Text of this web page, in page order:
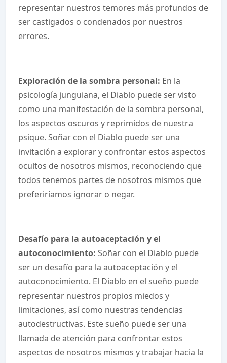
representar nuestros temores más profundos de
ser castigados o condenados por nuestros
errores.
Exploración de la sombra personal: En la
psicología junguiana, el Diablo puede ser visto
como una manifestación de la sombra personal,
los aspectos oscuros y reprimidos de nuestra
psique. Soñar con el Diablo puede ser una
invitación a explorar y confrontar estos aspectos
ocultos de nosotros mismos, reconociendo que
todos tenemos partes de nosotros mismos que
preferiríamos ignorar o negar.
Desafío para la autoaceptación y el
autoconocimiento: Soñar con el Diablo puede
ser un desafío para la autoaceptación y el
autoconocimiento. El Diablo en el sueño puede
representar nuestros propios miedos y
limitaciones, así como nuestras tendencias
autodestructivas. Este sueño puede ser una
llamada de atención para confrontar estos
aspectos de nosotros mismos y trabajar hacia la